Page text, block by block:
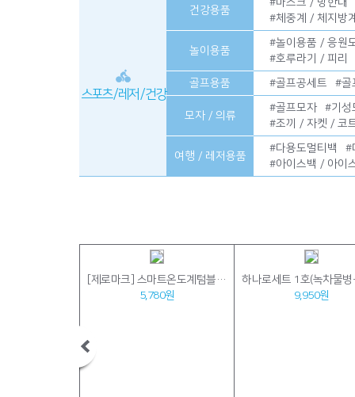
스포츠 / 레저 / 건강
건강용품
#체중계 / 체지방
놀이용품
#놀이용품 / 응원
#호루라기 / 피리
골프용품
#골프공세트 #골
모자 / 의류
#골프모자 #기성
#조끼 / 자켓 / 코
여행 / 레저용품
#다용도멀티백 #
#아이스백 / 아이
[제로마크] 스마트온도계텀블러 350ml
5,780원
9,950원